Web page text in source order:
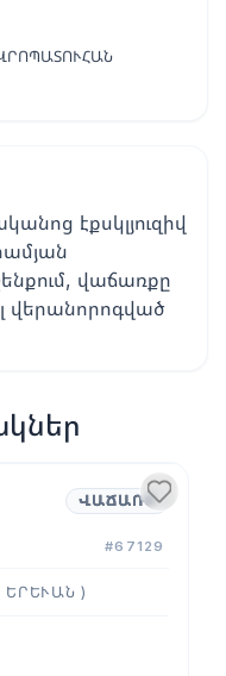
էքսկլյուզիվ
վաճառքը
ՎԱՃԱՌՔ
#67129
ԵՐԵՒԱՆ )